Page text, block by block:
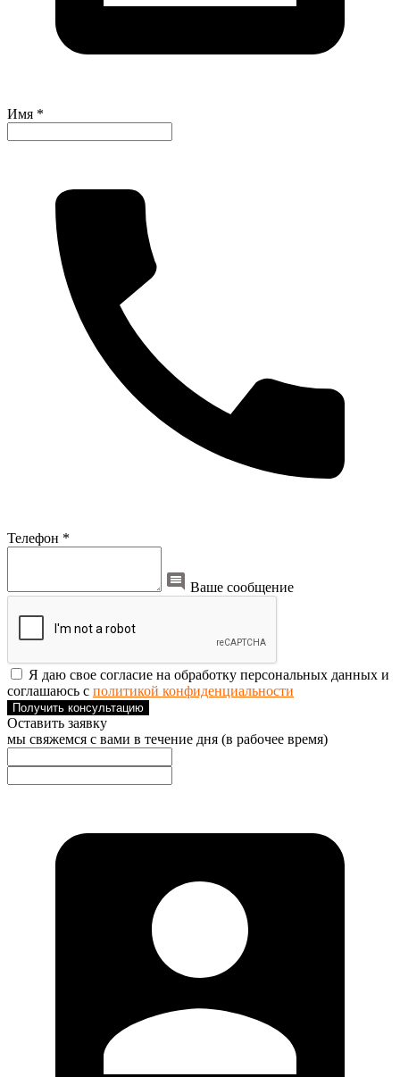
Имя *
Телефон *
Ваше сообщение
Я даю свое согласие на обработку персональных данных и
соглашаюсь с политикой конфиденциальности
Получить консультацию
Оставить заявку
мы свяжемся с вами в течение дня (в рабочее время)